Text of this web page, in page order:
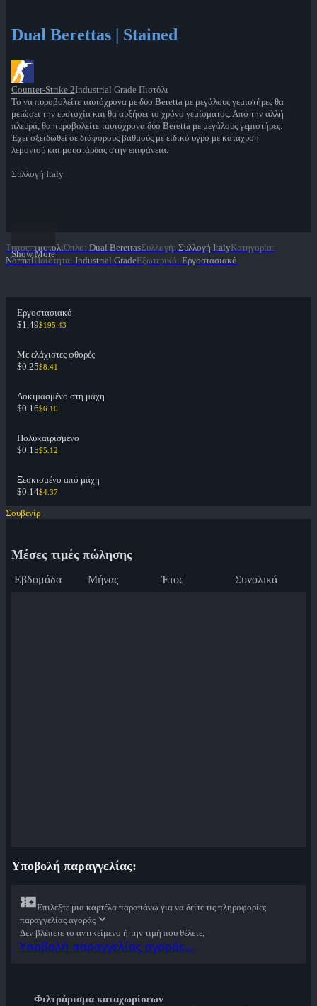
Dual Berettas | Stained
Counter-Strike 2Industrial Grade Πιστόλι
Το να πυροβολείτε ταυτόχρονα με δύο Beretta με μεγάλους γεμιστήρες θα
μειώσει την ευστοχία και θα αυξήσει το χρόνο γεμίσματος. Από την αλλή
πλευρά, θα πυροβολείτε ταυτόχρονα δύο Beretta με μεγάλους γεμιστήρες.
Έχει οξειδωθεί σε διάφορους βαθμούς με ειδικό υγρό με κατάχυση
λεμονιού και μουστάρδας στην επιφάνεια.
Συλλογή Italy
Show More
Τύπος: ΠιστόλιΌπλο: Dual BerettasΣυλλογή: Συλλογή ItalyΚατηγορία:
Normal Ποιότητα: Industrial GradeΕξωτερικό: Εργοστασιακό
Εργοστασιακό
$1.49$195.43
Με ελάχιστες φθορές
$0.25$8.41
Δοκιμασμένο στη μάχη
$0.16$6.10
Πολυκαιρισμένο
$0.15$5.12
Ξεσκισμένο από μάχη
$0.14$4.37
Σουβενίρ
Μέσες τιμές πώλησης
Εβδομάδα Μήνας Έτος Συνολικά
Υποβολή παραγγελίας:
Επιλέξτε μια καρτέλα παραπάνω για να δείτε τις πληροφορίες
παραγγελίας αγοράς
Δεν βλέπετε το αντικείμενο ή την τιμή που θέλετε;
Υποβολή παραγγελίας αγοράς…
Φιλτράρισμα καταχωρίσεων